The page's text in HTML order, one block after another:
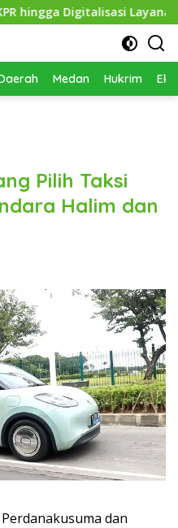
Layanan Publik
Medan Hukrim
Pilih Taksi
Halim dan
dan